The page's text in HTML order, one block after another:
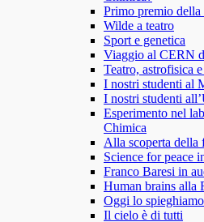
Primo premio della
Wilde a teatro
Sport e genetica
Viaggio al CERN
Teatro, astrofisica
I nostri studenti al
I nostri studenti
Esperimento nel
Chimica
Alla scoperta della
Science for peace
Franco Baresi in
Human brains alla
Oggi lo
Il cielo è di tutti